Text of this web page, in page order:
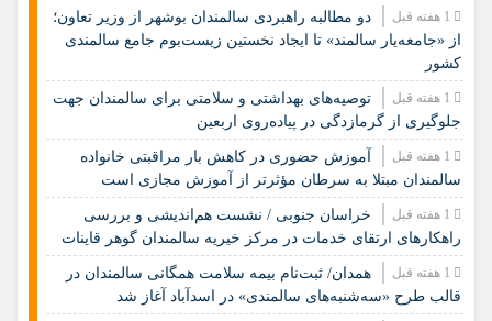
دو مطالبه راهبردی سالمندان بوشهر از وزیر تعاون؛
از «جامعه‌یار سالمند» تا ایجاد نخستین زیست‌بوم جامع سالمندی
کشور
️توصیه‌های بهداشتی و سلامتی برای سالمندان جهت
جلوگیری از گرمازدگی در پیاده‌روی اربعین
آموزش حضوری در کاهش بار مراقبتی خانواده
سالمندان مبتلا به سرطان مؤثرتر از آموزش مجازی است
خراسان جنوبی / نشست هم‌اندیشی و بررسی
راهکارهای ارتقای خدمات در مرکز خیریه سالمندان گوهر قاینات
همدان/ ثبت‌نام بیمه سلامت همگانی سالمندان در
قالب طرح «سه‌شنبه‌های سالمندی» در اسدآباد آغاز شد